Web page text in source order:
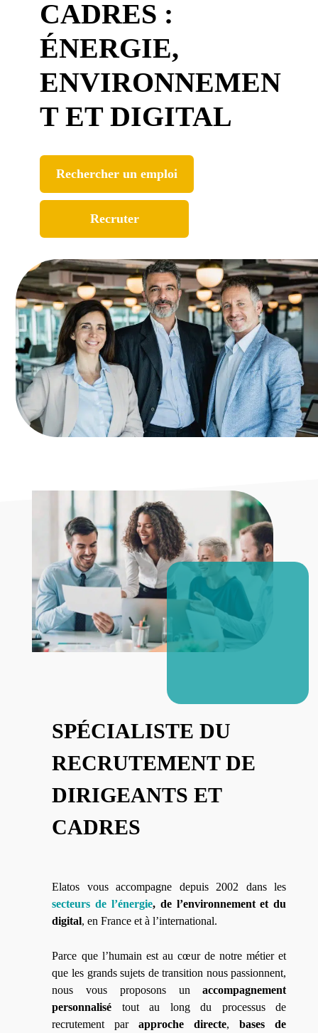
CADRES :
ÉNERGIE,
ENVIRONNEMEN
T ET DIGITAL
Rechercher un emploi
Recruter
SPÉCIALISTE DU
RECRUTEMENT DE
DIRIGEANTS ET
CADRES
Elatos vous accompagne depuis 2002 dans les
secteurs de l’énergie, de l’environnement et du
digital, en France et à l’international.
Parce que l’humain est au cœur de notre métier et
que les grands sujets de transition nous passionnent,
nous vous proposons unaccompagnement
personnalisé tout au long du processus de
recrutement parapproche directe,bases de